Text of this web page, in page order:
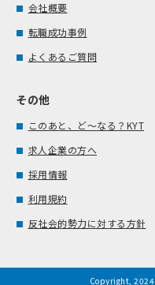
会社概要
転職成功事例
よくあるご質問
その他
このあと、ど～なる？KYT
求人企業の方へ
採用情報
利用規約
反社会的勢力に対する方針
Copyright, 2024